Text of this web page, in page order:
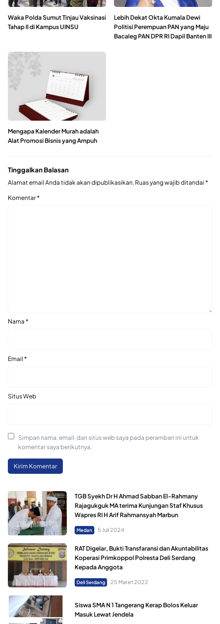
Waka Polda Sumut Tinjau Vaksinasi
Tahap II di Kampus UINSU
Lebih Dekat Okta Kumala Dewi
Politisi Perempuan PAN yang Maju
Bacaleg PAN DPR RI Dapil Banten III
Mengapa Kalender Murah adalah
Alat Promosi Bisnis yang Ampuh
Tinggalkan Balasan
Alamat email Anda tidak akan dipublikasikan. Ruas yang wajib ditandai *
Komentar*
Nama *
Email *
Situs Web
Simpan nama, email, dan situs web saya pada peramban ini untuk
komentar saya berikutnya.
TGB Syekh Dr H Ahmad Sabban El-Rahmany
Rajagukguk MA terima Kunjungan Staf Khusus
Wapres RI H Arif Rahmansyah Marbun
Medan 5 Juli 2024
RAT Digelar, Bukti Transfaransi dan Akuntabilitas
Koperasi Primkoppol Polresta Deli Serdang
Kepada Anggota
Deli Serdang 25 Maret 2022
Siswa SMA N 1 Tangerang Kerap Bolos Keluar
Masuk Lewat Jendela